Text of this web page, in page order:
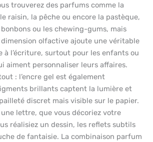
trouverez des parfums comme la
raisin, la pêche ou encore la pastèque,
ou les chewing-gums, mais
dimension olfactive ajoute une véritable
à l’écriture, surtout pour les enfants ou
aiment personnaliser leurs affaires.
: l’encre gel est également
brillants captent la lumière et
discret mais visible sur le papier.
lettre, que vous décoriez votre
réalisiez un dessin, les reflets subtils
de fantaisie. La combinaison parfum